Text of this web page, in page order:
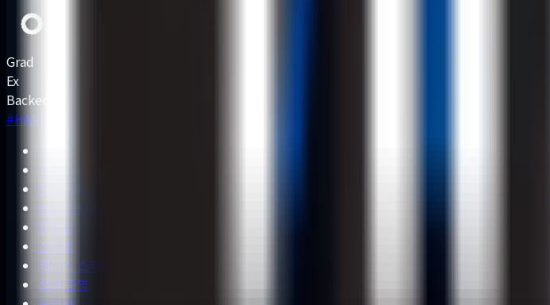
Grad
Ex
Backed by
#HASHED
서비스
가이드
인사이트
비교 가이드
용어집
산업별
케이스 스터디
성과 증명